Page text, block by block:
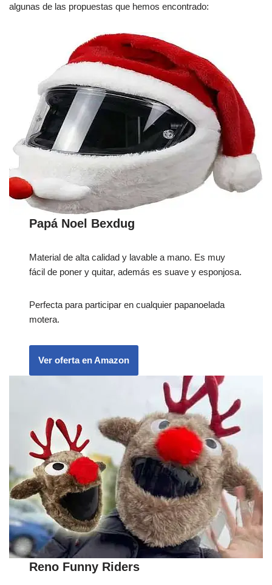
algunas de las propuestas que hemos encontrado:
Papá Noel Bexdug
Material de alta calidad y lavable a mano. Es muy
fácil de poner y quitar, además es suave y esponjosa.
Perfecta para participar en cualquier papanoelada
motera.
Ver oferta en Amazon
Reno Funny Riders